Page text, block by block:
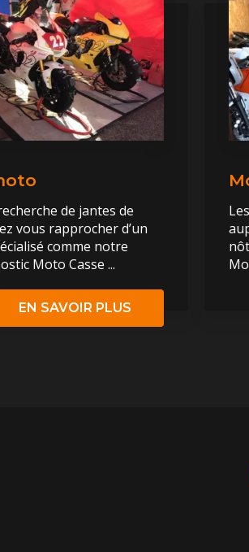
de jantes de
vous rapprocher d’un
comme notre
Moto Casse ...
EN SAVOIR PLUS